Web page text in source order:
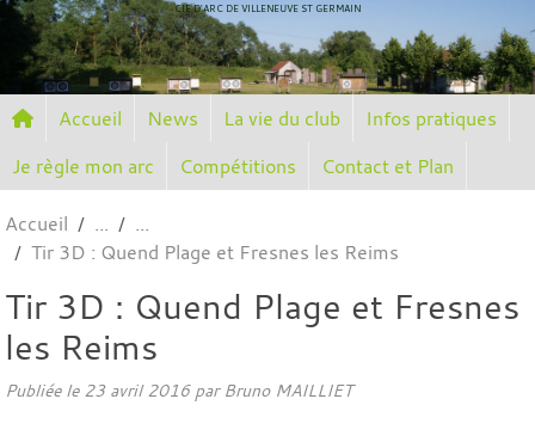
CIE D'ARC DE VILLENEUVE ST GERMAIN
Accueil News La vie du club
Infos pratiques
Je règle mon arc
Compétitions Contact et Plan
Accueil
Tir 3D : Quend Plage et Fresnes les Reims
Tir 3D : Quend Plage et Fresnes
les Reims
Publiée le 23 avril 2016par Bruno MAILLIET
Panneau de gestion des cookies